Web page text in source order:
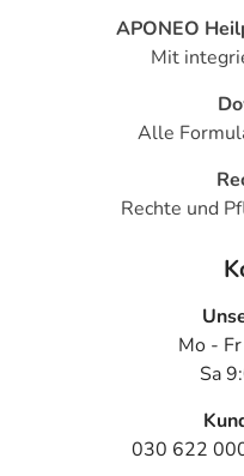
APONEO
Mit
Alle
Rechte und
Mo -
Sa
030 622